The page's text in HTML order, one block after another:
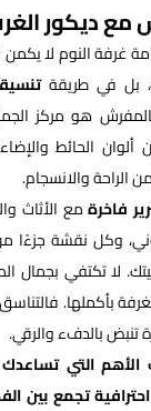
ديكور
غرفة النوم لا
بل في طريقة
هو مركز
ألوان الحائط
الراحة والانسجام.
فاخرةمع الأثاث
وكل نقشة جزءًا
لا تكتفي بجمال
بأكملها.
تنبض بالدفء والرقي.
الأهم التي
تجمع بين